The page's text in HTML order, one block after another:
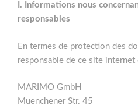
I. Informations nous
responsables
En termes de protection des
responsable de ce site internet
MARIMO GmbH
Muenchener Str. 45